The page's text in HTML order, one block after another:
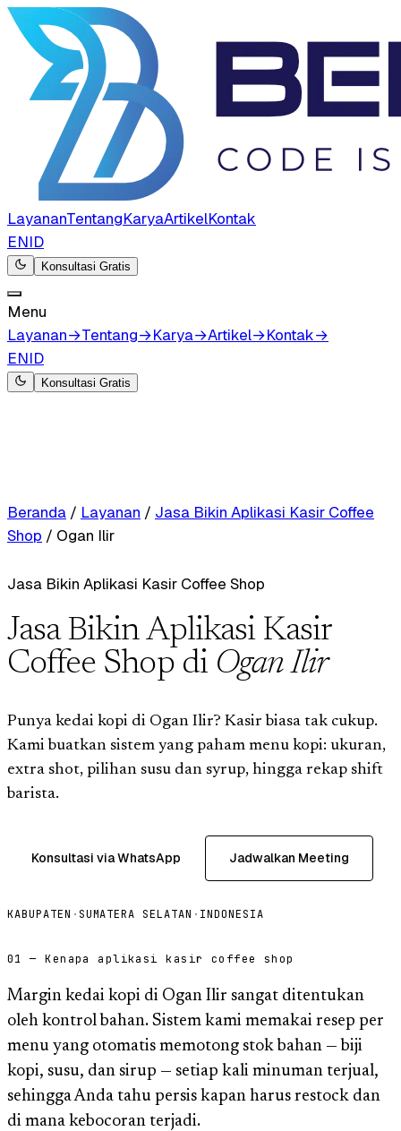
LayananTentangKaryaArtikelKontak
ENID
Konsultasi Gratis
Menu
Layanan→Tentang→Karya→Artikel→Kontak→
ENID
Konsultasi Gratis
Beranda / Layanan / Jasa Bikin Aplikasi Kasir Coffee
Shop / Ogan Ilir
Jasa Bikin Aplikasi Kasir Coffee Shop
Jasa Bikin Aplikasi Kasir
Coffee Shop di Ogan Ilir
Punya kedai kopi di Ogan Ilir? Kasir biasa tak cukup.
Kami buatkan sistem yang paham menu kopi: ukuran,
extra shot, pilihan susu dan syrup, hingga rekap shift
barista.
Konsultasi via WhatsApp Jadwalkan Meeting
KABUPATEN · SUMATERA SELATAN · INDONESIA
01 — Kenapa aplikasi kasir coffee shop
Margin kedai kopi di Ogan Ilir sangat ditentukan
oleh kontrol bahan. Sistem kami memakai resep per
menu yang otomatis memotong stok bahan — biji
kopi, susu, dan sirup — setiap kali minuman terjual,
sehingga Anda tahu persis kapan harus restock dan
di mana kebocoran terjadi.